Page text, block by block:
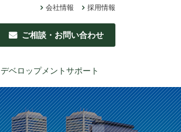
会社情報 採用情報
ご相談・お問い合わせ
デベロップメントサポート